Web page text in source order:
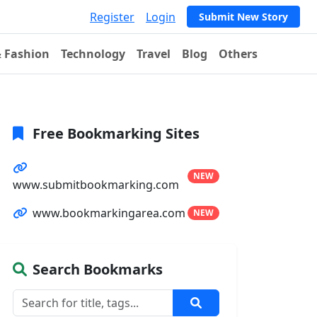
Register Login Submit New Story
Fashion Technology Travel Blog Others
Free Bookmarking Sites
www.submitbookmarking.com
NEW
www.bookmarkingarea.com NEW
Search Bookmarks